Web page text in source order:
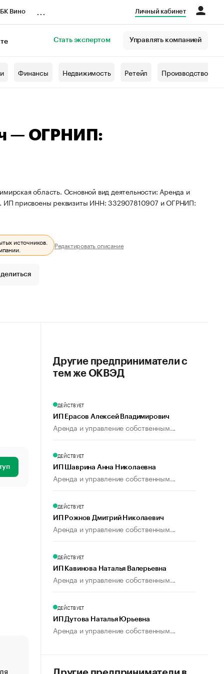
Вино Личный кабинет
Стать экспертом Управлять компанией
Финансы Недвижимость Ретейл Производство
— ОГРНИП:
область. Основной вид деятельности: Аренда и
присвоены реквизиты ИНН: 332907810907 и ОГРНИП:
источников.
Редактировать описание
«От спорта тело стареет иначе». Как живет глава
Другие предприниматели с
тем же ОКВЭД
ДЕЙСТВУЕТ
ИП Ерасов Алексей Владимирович
Аренда и управление собственным...
ДЕЙСТВУЕТ
ИП Шаврина Анна Николаевна
Аренда и управление собственным...
ДЕЙСТВУЕТ
ИП Рожнов Дмитрий Николаевич
Аренда и управление собственным...
ДЕЙСТВУЕТ
ИП Кавинова Наталья Валерьевна
Аренда и управление собственным...
ДЕЙСТВУЕТ
ИП Дутова Наталья Юрьевна
Аренда и управление собственным...